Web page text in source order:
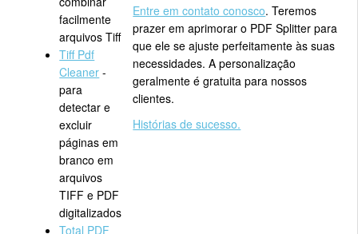
facilmente
arquivos Tiff
Tiff Pdf
Cleaner -
para
detectar e
excluir
páginas em
branco em
arquivos
TIFF e PDF
digitalizados
Total PDF
Entre em contato conosco. Teremos
prazer em aprimorar o PDF Splitter para
que ele se ajuste perfeitamente às suas
necessidades. A personalização
geralmente é gratuita para nossos
clientes.
Histórias de sucesso.